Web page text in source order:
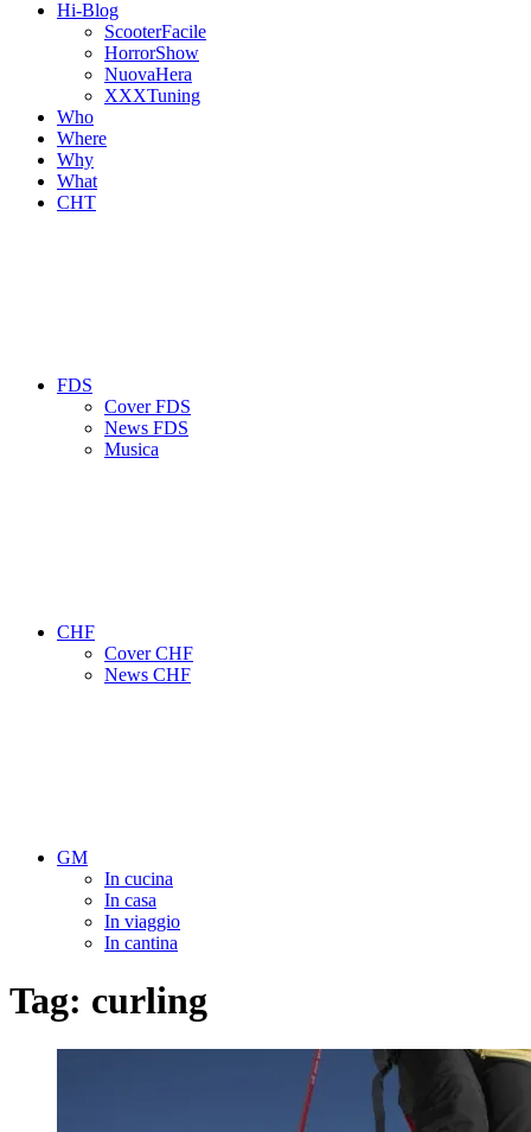
Hi-Blog
ScooterFacile
HorrorShow
NuovaHera
XXXTuning
Who
Where
Why
What
CHT
FDS
Cover FDS
News FDS
Musica
CHF
Cover CHF
News CHF
GM
In cucina
In casa
In viaggio
In cantina
Tag: curling